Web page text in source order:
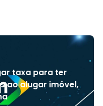
taxa para ter
ao alugar imóvel,